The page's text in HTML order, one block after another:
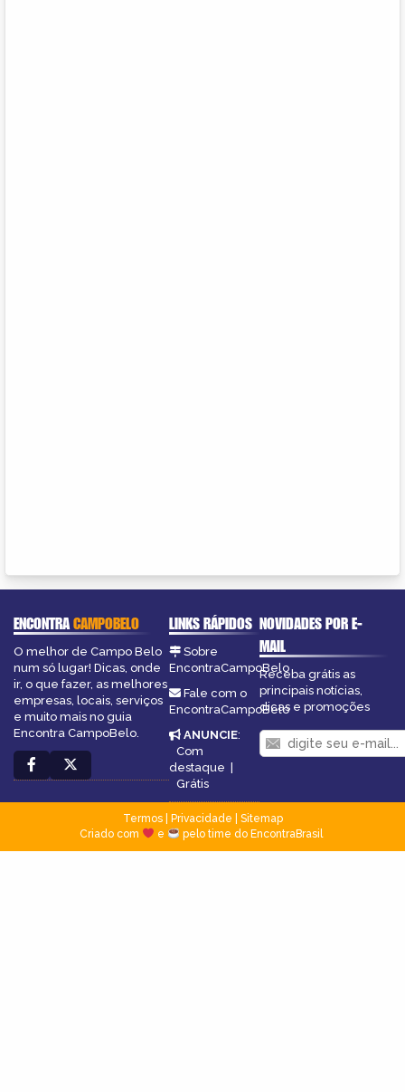
ENCONTRACAMPOBELO
O melhor de Campo Belo
num só lugar! Dicas, onde
ir, o que fazer, as melhores
empresas, locais, serviços
e muito mais no guia
Encontra CampoBelo.
LINKS RÁPIDOS
Sobre
EncontraCampoBelo
Fale com o
EncontraCampoBelo
ANUNCIE:
Com
destaque |
Grátis
NOVIDADES POR E-
MAIL
Receba grátis as
principais notícias,
dicas e promoções
Termos| Privacidade
Sitemap
Criado com
e pelo time do EncontraBrasil